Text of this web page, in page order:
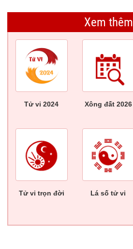
Xem thêm
Tử vi 2024 Xông đất 2026
Tử vi trọn đời Lá số tử vi